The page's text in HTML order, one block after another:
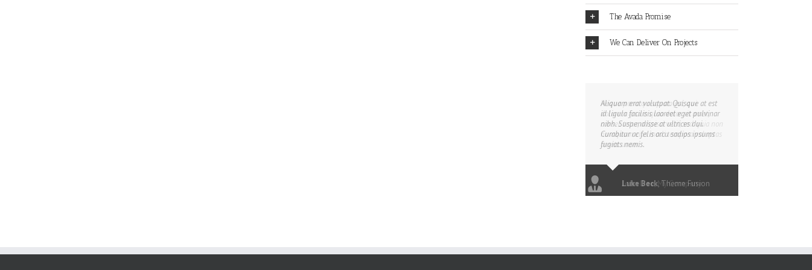
The Avada Promise
We Can Deliver On Projects
Aliquam erat volutpat. Quisque at est
id ligula facilisis laoreet eget pulvinar
nibh. Suspendisse at ultrices dui.
Curabitur ac felis arcu sadips ipsums
fugiats nemis.
Luke Beck, Theme Fusion